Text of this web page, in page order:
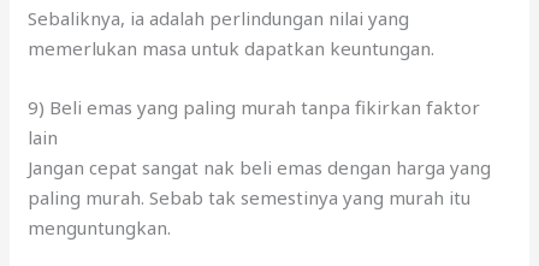
Jangan cepat sangat nak beli emas dengan harga yang
paling murah. Sebab tak semestinya yang murah itu
menguntungkan.
Kita kena fikir faktor lain untuk pastikan syarikat
tersebut menawarkan harga dengan jumlah yang paling
berbaloi.